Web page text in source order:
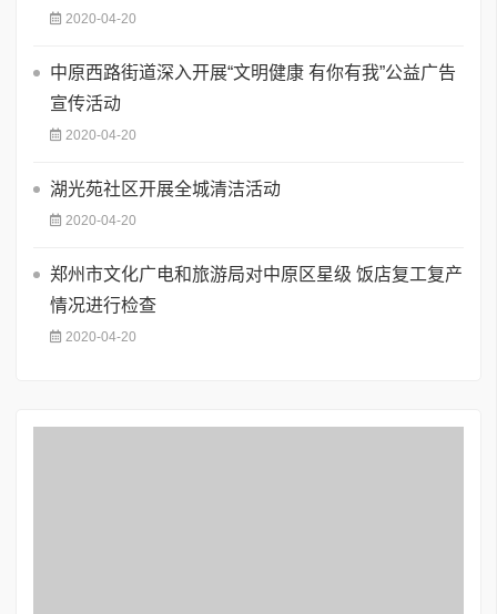
2020-04-20
中原西路街道深入开展“文明健康 有你有我”公益广告
宣传活动
2020-04-20
湖光苑社区开展全城清洁活动
2020-04-20
郑州市文化广电和旅游局对中原区星级 饭店复工复产
情况进行检查
2020-04-20